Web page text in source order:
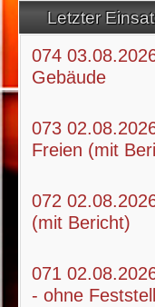
Letzter
074
Gebäude
073
Freien (mit
072
(mit Bericht)
071
- ohne